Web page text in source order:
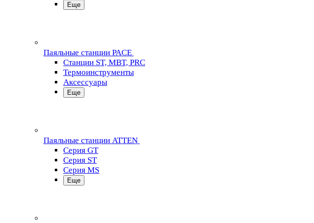
Еще
Паяльные станции PACE
Станции ST, MBT, PRC
Термоинструменты
Аксессуары
Еще
Паяльные станции ATTEN
Серия GT
Серия ST
Серия MS
Еще